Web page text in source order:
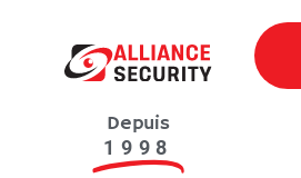
Depuis
1998